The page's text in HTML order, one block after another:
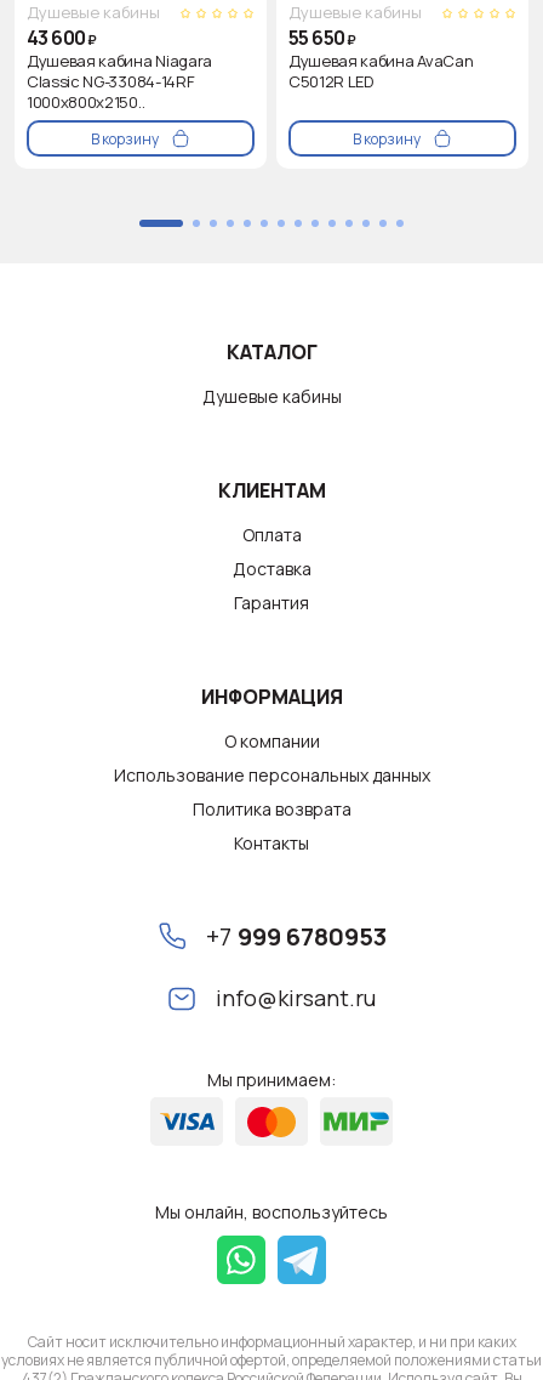
Душевые кабины
43 600₽
Душевая кабина Niagara
Classic NG-33084-14RF
1000х800х2150..
В корзину
Душевые кабины
55 650₽
Душевая кабина AvaCan
C5012R LED
В корзину
КАТАЛОГ
Душевые кабины
КЛИЕНТАМ
Оплата
Доставка
Гарантия
ИНФОРМАЦИЯ
О компании
Использование персональных данных
Политика возврата
Контакты
+7 999 6780953
info@kirsant.ru
Мы принимаем:
Мы онлайн, воспользуйтесь
Сайт носит исключительно информационный характер, и ни при каких
условиях не является публичной офертой, определяемой положениями статьи